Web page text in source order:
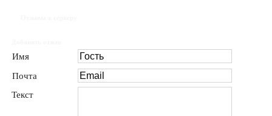
Имя
Почта
Текст